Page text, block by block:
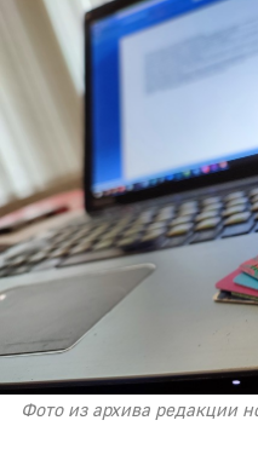
Фото из архива редакции